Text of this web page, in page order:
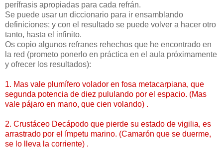
perífrasis apropiadas para cada refrán.
Se puede usar un diccionario para ir ensamblando
definiciones; y con el resultado se puede volver a hacer otro
tanto, hasta el infinito.
Os copio algunos refranes rehechos que he encontrado en
la red (prometo ponerlo en práctica en el aula próximamente
y ofrecer los resultados):
1. Mas vale plumífero volador en fosa metacarpiana, que
segunda potencia de diez pululando por el espacio. (Mas
vale pájaro en mano, que cien volando) .
2. Crustáceo Decápodo que pierde su estado de vigilia, es
arrastrado por el ímpetu marino. (Camarón que se duerme,
se lo lleva la corriente) .